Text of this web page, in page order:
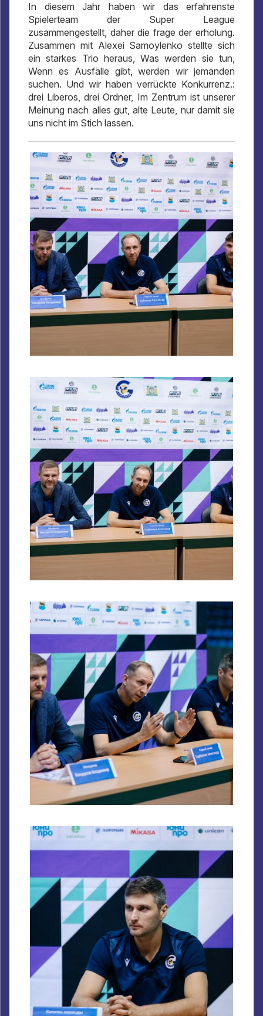
In diesem Jahr haben wir das erfahrenste
Spielerteam der Super League
zusammengestellt, daher die frage der erholung.
Zusammen mit Alexei Samoylenko stellte sich
ein starkes Trio heraus, Was werden sie tun,
Wenn es Ausfälle gibt, werden wir jemanden
suchen. Und wir haben verrückte Konkurrenz.:
drei Liberos, drei Ordner, Im Zentrum ist unserer
Meinung nach alles gut, alte Leute, nur damit sie
uns nicht im Stich lassen.